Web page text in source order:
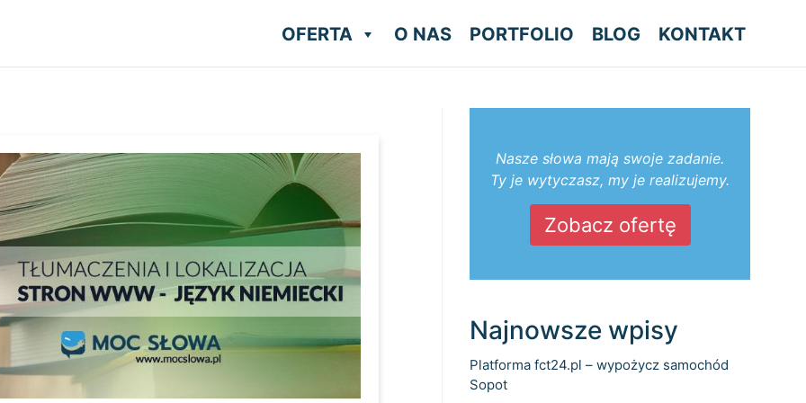
OFERTA O NAS PORTFOLIO BLOG KONTAKT
Nasze słowa mają swoje zadanie.
Ty je wytyczasz, my je realizujemy.
Zobacz ofertę
Najnowsze wpisy
Platforma fct24.pl – wypożycz samochód
Sopot